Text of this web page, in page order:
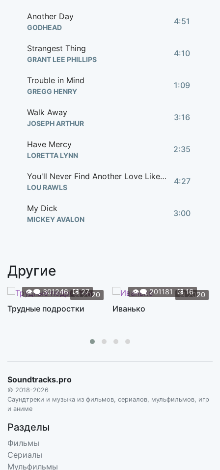
Another Day
GODHEAD
4:51
Strangest Thing
GRANT LEE PHILLIPS
4:10
Trouble in Mind
GREGG HENRY
1:09
Walk Away
JOSEPH ARTHUR
3:16
Have Mercy
LORETTA LYNN
2:35
You'll Never Find Another Love Like Mine
LOU RAWLS
4:27
My Dick
MICKEY AVALON
3:00
Fall Down South
NATALIA CLAVIER
PETER CETERA
Change Is
RYAN BINGHAM
How Long Do I Have to Wait for You
SHARON JONES AND THE DAP-KINGS
Magic Carpet Ride
Другие
📆 2020
👁️‍🗨️301246 💽27
Трудные подростки
📆 2020
👁️‍🗨️201181 💽16
Иванько
Soundtracks.pro
© 2018-2026
Саундтреки и музыка из фильмов, сериалов, мульфильмов, игр
и аниме
Разделы
Фильмы
Сериалы
Мульфильмы